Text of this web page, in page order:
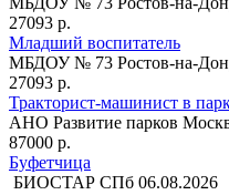
27093 р.
Младший воспитатель
МБДОУ № 73 Ростов-на-
27093 р.
Тракторист-машинист в
АНО Развитие парков
87000 р.
Буфетчица
БИОСТАР СПб 06.08.2026